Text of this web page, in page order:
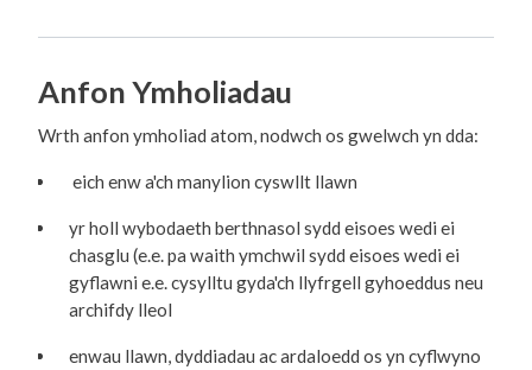
Anfon Ymholiadau
Wrth anfon ymholiad atom, nodwch os gwelwch yn dda:
eich enw a'ch manylion cyswllt llawn
yr holl wybodaeth berthnasol sydd eisoes wedi ei
chasglu (e.e. pa waith ymchwil sydd eisoes wedi ei
gyflawni e.e. cysylltu gyda'ch llyfrgell gyhoeddus neu
archifdy lleol
enwau llawn, dyddiadau ac ardaloedd os yn cyflwyno